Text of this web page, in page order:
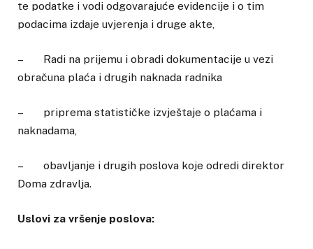
te podatke i vodi odgovarajuće evidencije i o tim
podacima izdaje uvjerenja i druge akte,
– Radi na prijemu i obradi dokumentacije u vezi
obračuna plaća i drugih naknada radnika
– priprema statističke izvještaje o plaćama i
naknadama,
– obavljanje i drugih poslova koje odredi direktor
Doma zdravlja.
Uslovi za vršenje poslova: